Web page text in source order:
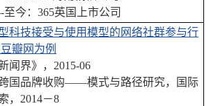
至今：365英国上市公司
科技接受与使用模型的网络社群参与行
瓣网为例
闻界》，2015-06
国品牌收购——模式与路径研究，国际
，2014－8